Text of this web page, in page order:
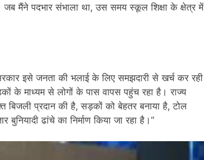
मैंने पदभार संभाला था, उस समय स्कूल शिक्षा के क्षेत्र में
इसे जनता की भलाई के लिए समझदारी से खर्च कर रही
के माध्यम से लोगों के पास वापस पहुंच रहा है। राज्य
प्रदान की है, सड़कों को बेहतर बनाया है, टोल
ढांचे का निर्माण किया जा रहा है।”